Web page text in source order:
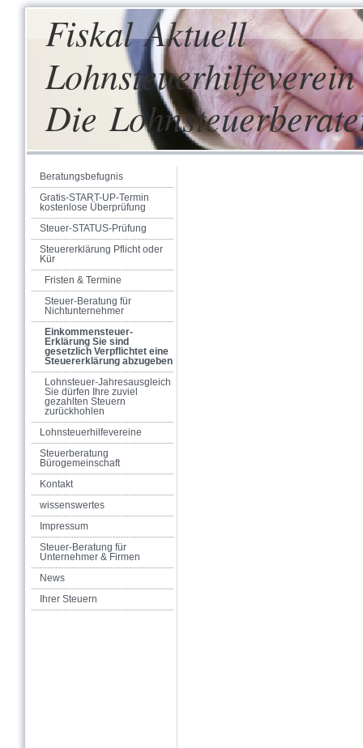
Fiskal Aktuell
Die
Beratungsbefugnis
Gratis-START-UP-Termin
kostenlose Überprüfung
Steuer-STATUS-Prüfung
Steuererklärung Pflicht oder
Kür
Fristen & Termine
Steuer-Beratung für
Nichtunternehmer
Einkommensteuer-
Erklärung Sie sind
gesetzlich Verpflichtet eine
Steuererklärung abzugeben
Lohnsteuer-Jahresausgleich
Sie dürfen Ihre zuviel
gezahlten Steuern
zurückhohlen
Lohnsteuerhilfevereine
Steuerberatung
Bürogemeinschaft
Kontakt
wissenswertes
Impressum
Steuer-Beratung für
Unternehmer & Firmen
News
Ihrer Steuern